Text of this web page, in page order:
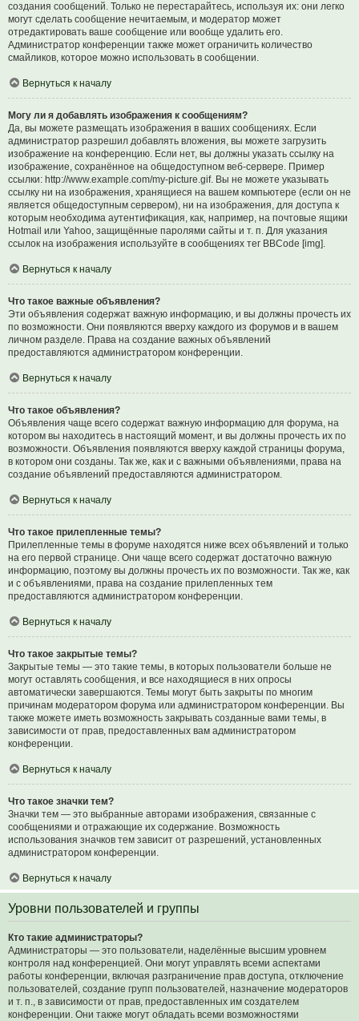
создания сообщений. Только не перестарайтесь, используя их: они легко
могут сделать сообщение нечитаемым, и модератор может
отредактировать ваше сообщение или вообще удалить его.
Администратор конференции также может ограничить количество
смайликов, которое можно использовать в сообщении.
Вернуться к началу
Могу ли я добавлять изображения к сообщениям?
Да, вы можете размещать изображения в ваших сообщениях. Если
администратор разрешил добавлять вложения, вы можете загрузить
изображение на конференцию. Если нет, вы должны указать ссылку на
изображение, сохранённое на общедоступном веб-сервере. Пример
ссылки: http://www.example.com/my-picture.gif. Вы не можете указывать
ссылку ни на изображения, хранящиеся на вашем компьютере (если он не
является общедоступным сервером), ни на изображения, для доступа к
которым необходима аутентификация, как, например, на почтовые ящики
Hotmail или Yahoo, защищённые паролями сайты и т. п. Для указания
ссылок на изображения используйте в сообщениях тег BBCode [img].
Вернуться к началу
Что такое важные объявления?
Эти объявления содержат важную информацию, и вы должны прочесть их
по возможности. Они появляются вверху каждого из форумов и в вашем
личном разделе. Права на создание важных объявлений
предоставляются администратором конференции.
Вернуться к началу
Что такое объявления?
Объявления чаще всего содержат важную информацию для форума, на
котором вы находитесь в настоящий момент, и вы должны прочесть их по
возможности. Объявления появляются вверху каждой страницы форума,
в котором они созданы. Так же, как и с важными объявлениями, права на
создание объявлений предоставляются администратором.
Вернуться к началу
Что такое прилепленные темы?
Прилепленные темы в форуме находятся ниже всех объявлений и только
на его первой странице. Они чаще всего содержат достаточно важную
информацию, поэтому вы должны прочесть их по возможности. Так же, как
и с объявлениями, права на создание прилепленных тем
предоставляются администратором конференции.
Вернуться к началу
Что такое закрытые темы?
Закрытые темы — это такие темы, в которых пользователи больше не
могут оставлять сообщения, и все находящиеся в них опросы
автоматически завершаются. Темы могут быть закрыты по многим
причинам модератором форума или администратором конференции. Вы
также можете иметь возможность закрывать созданные вами темы, в
зависимости от прав, предоставленных вам администратором
конференции.
Вернуться к началу
Что такое значки тем?
Значки тем — это выбранные авторами изображения, связанные с
сообщениями и отражающие их содержание. Возможность
использования значков тем зависит от разрешений, установленных
администратором конференции.
Вернуться к началу
Уровни пользователей и группы
Кто такие администраторы?
Администраторы — это пользователи, наделённые высшим уровнем
контроля над конференцией. Они могут управлять всеми аспектами
работы конференции, включая разграничение прав доступа, отключение
пользователей, создание групп пользователей, назначение модераторов
и т. п., в зависимости от прав, предоставленных им создателем
конференции. Они также могут обладать всеми возможностями